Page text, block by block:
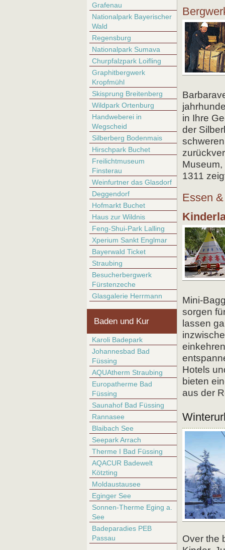
Grafenau
Nationalpark Bayerischer
Wald
Regensburg
Nationalpark Sumava
Churpfalzpark Loifling
Graphitbergwerk
Kropfmühl
Skisprung Breitenberg
Wildpark Ortenburg
Handweberei in
Wegscheid
Silberberg Bodenmais
Hirschpark Buchet
Freilichtmuseum
Finsterau
Weinfurtner das Glasdorf
Deggendorf
Hofmarkt Buchet
Haus zur Wildnis
Feng-Shui-Park Lalling
Xperium Sankt Englmar
Bayerwald Ticket
Straubing
Besucherbergwerk
Fürstenzeche
Glasgalerie Herrmann
Baden und Kur
Karoli Badepark
Johannesbad Bad
Füssing
AQUAtherm Straubing
Europatherme Bad
Füssing
Saunahof Bad Füssing
Rannasee
Blaibach See
Seepark Arrach
Therme I Bad Füssing
AQACUR Badewelt
Kötzting
Moldaustausee
Eginger See
Sonnen-Therme Eging a.
See
Badeparadies PEB
Passau
in Ihre
der
1311
Essen
Mini-
sorgen
lassen
Hotels
bieten
aus der
Over the